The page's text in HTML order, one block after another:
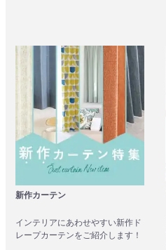
新作カーテン
インテリアにあわせやすい新作ド
レープカーテンをご紹介します！